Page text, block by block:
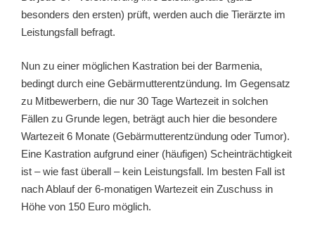
besonders den ersten) prüft, werden auch die Tierärzte im
Leistungsfall befragt.
Nun zu einer möglichen Kastration bei der Barmenia,
bedingt durch eine Gebärmutterentzündung. Im Gegensatz
zu Mitbewerbern, die nur 30 Tage Wartezeit in solchen
Fällen zu Grunde legen, beträgt auch hier die besondere
Wartezeit 6 Monate (Gebärmutterentzündung oder Tumor).
Eine Kastration aufgrund einer (häufigen) Scheinträchtigkeit
ist – wie fast überall – kein Leistungsfall. Im besten Fall ist
nach Ablauf der 6-monatigen Wartezeit ein Zuschuss in
Höhe von 150 Euro möglich.